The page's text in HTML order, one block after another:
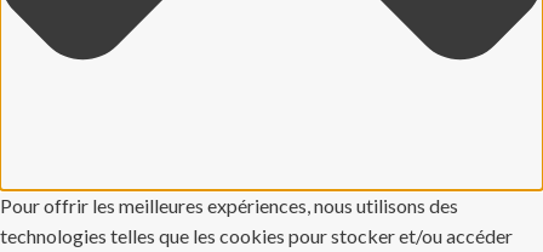
Pour offrir les meilleures expériences, nous utilisons des
technologies telles que les cookies pour stocker et/ou accéder